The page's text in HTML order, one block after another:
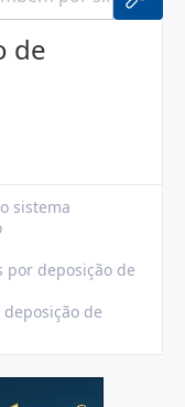
de
sistema
deposição de
de